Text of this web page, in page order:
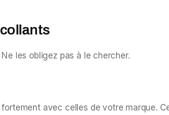
les obligez pas à le chercher.
avec celles de votre marque.